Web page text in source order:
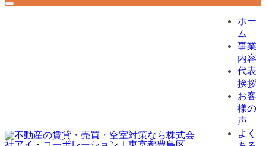
ホー
ム
事業
内容
代表
挨拶
お客
様の
声
よく